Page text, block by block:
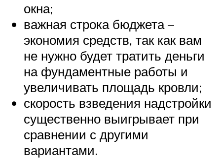
окна;
важная строка бюджета –
экономия средств, так как вам
не нужно будет тратить деньги
на фундаментные работы и
увеличивать площадь кровли;
скорость взведения надстройки
существенно выигрывает при
сравнении с другими
вариантами.